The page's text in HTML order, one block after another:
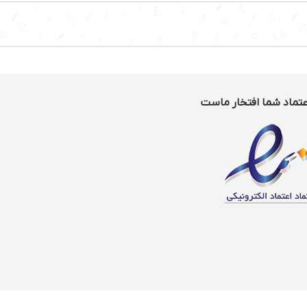
شما افتخار ماست